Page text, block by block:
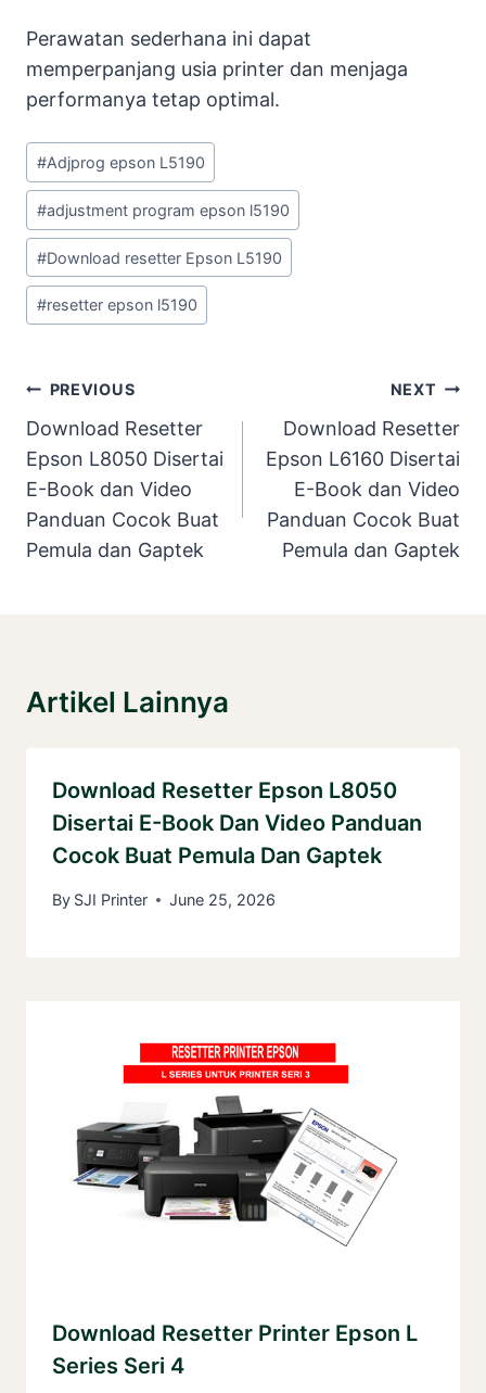
Perawatan sederhana ini dapat
memperpanjang usia printer dan menjaga
performanya tetap optimal.
Post
Tags:
#Adjprog epson L5190
#adjustment program epson l5190
#Download resetter Epson L5190
#resetter epson l5190
Post
Navigation
PREVIOUS
Download Resetter
Epson L8050 Disertai
E-Book dan Video
Panduan Cocok Buat
Pemula dan Gaptek
NEXT
Download Resetter
Epson L6160 Disertai
E-Book dan Video
Panduan Cocok Buat
Pemula dan Gaptek
Artikel Lainnya
Download Resetter Epson L8050
Disertai E-Book Dan Video Panduan
Cocok Buat Pemula Dan Gaptek
By SJI Printer June 25, 2026
Download Resetter Printer Epson L
Series Seri 4